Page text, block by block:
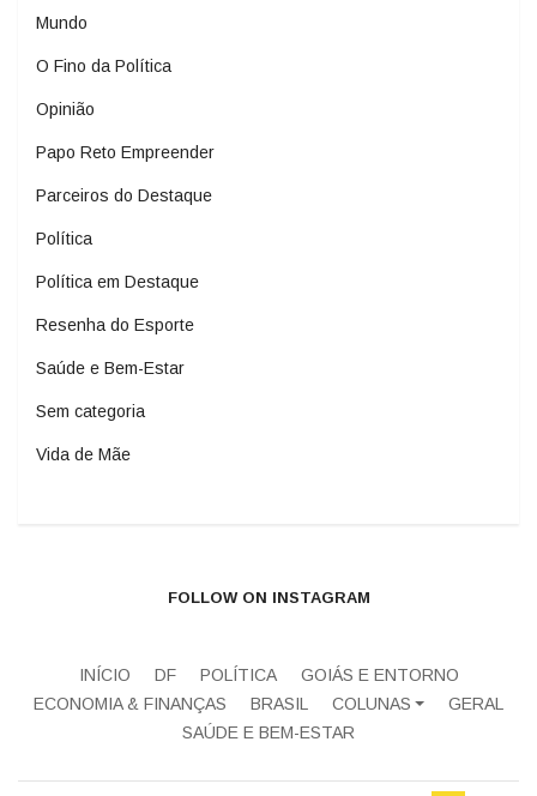
Mundo
O Fino da Política
Opinião
Papo Reto Empreender
Parceiros do Destaque
Política
Política em Destaque
Resenha do Esporte
Saúde e Bem-Estar
Sem categoria
Vida de Mãe
FOLLOW ON INSTAGRAM
INÍCIO DF POLÍTICA
GOIÁS E ENTORNO
ECONOMIA & FINANÇAS
BRASIL COLUNAS
GERAL
SAÚDE E BEM-ESTAR